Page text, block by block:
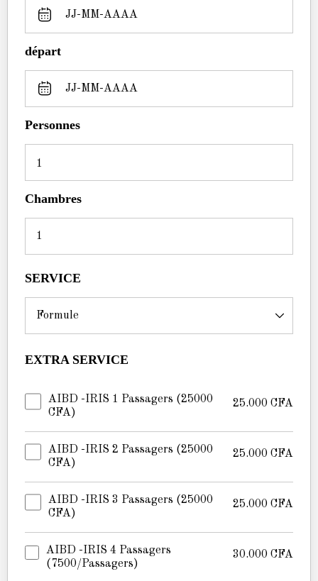
départ
Personnes
1
Chambres
SERVICE
EXTRA SERVICE
AIBD -IRIS 1 Passagers (25000
CFA)
25.000 CFA
AIBD -IRIS 2 Passagers (25000
CFA)
25.000 CFA
AIBD -IRIS 3 Passagers (25000
CFA)
25.000 CFA
AIBD -IRIS 4 Passagers
(7500/passagers)
30.000 CFA